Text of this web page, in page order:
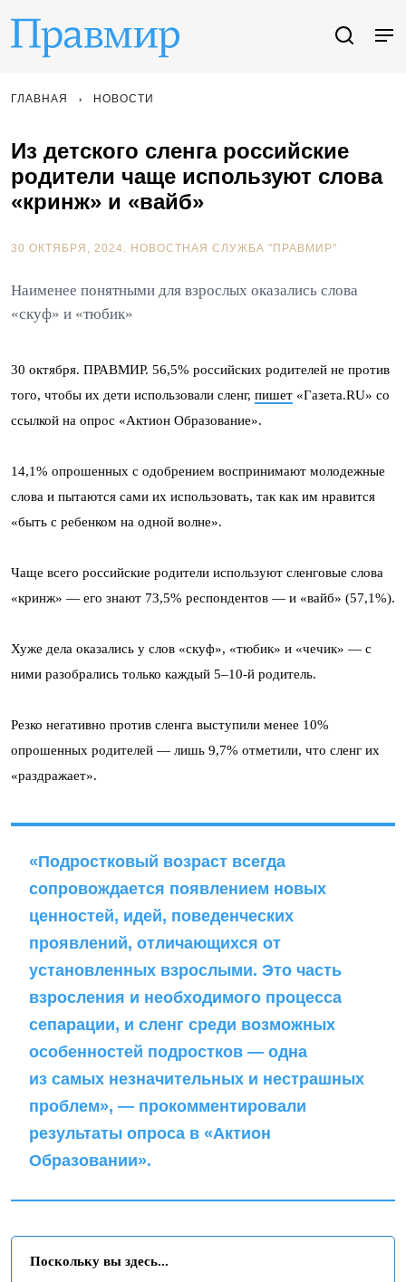
ГЛАВНАЯ НОВОСТИ
Из детского сленга российские
родители чаще используют слова
«кринж» и «вайб»
30 ОКТЯБРЯ, 2024. НОВОСТНАЯ СЛУЖБА "ПРАВМИР"
Наименее понятными для взрослых оказались слова
«скуф» и «тюбик»
30 октября. ПРАВМИР. 56,5% российских родителей не против
того, чтобы их дети использовали сленг, пишет «Газета.RU» со
ссылкой на опрос «Актион Образование».
14,1% опрошенных с одобрением воспринимают молодежные
слова и пытаются сами их использовать, так как им нравится
«быть с ребенком на одной волне».
Чаще всего российские родители используют сленговые слова
«кринж» — его знают 73,5% респондентов — и «вайб» (57,1%).
Хуже дела оказались у слов «скуф», «тюбик» и «чечик» — с
ними разобрались только каждый 5–10-й родитель.
Резко негативно против сленга выступили менее 10%
опрошенных родителей — лишь 9,7% отметили, что сленг их
«раздражает».
«Подростковый возраст всегда
сопровождается появлением новых
ценностей, идей, поведенческих
проявлений, отличающихся от
установленных взрослыми. Это часть
взросления и необходимого процесса
сепарации, и сленг среди возможных
особенностей подростков — одна
из самых незначительных и нестрашных
проблем», — прокомментировали
результаты опроса в «Актион
Образовании».
Поскольку вы здесь...